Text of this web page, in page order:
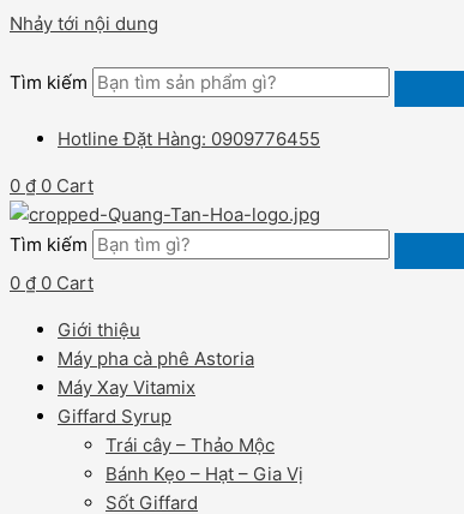
Nhảy tới nội dung
Tìm kiếm
Hotline Đặt Hàng: 0909776455
0 ₫ 0 Cart
Tìm kiếm
0 ₫ 0 Cart
Giới thiệu
Máy pha cà phê Astoria
Máy Xay Vitamix
Giffard Syrup
Trái cây – Thảo Mộc
Bánh Kẹo – Hạt – Gia Vị
Sốt Giffard